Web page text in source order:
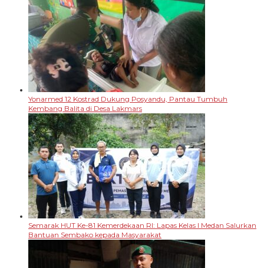
Yonarmed 12 Kostrad Dukung Posyandu, Pantau Tumbuh
Kembang Balita di Desa Lakmars
Semarak HUT Ke-81 Kemerdekaan RI: Lapas Kelas I Medan Salurkan
Bantuan Sembako kepada Masyarakat